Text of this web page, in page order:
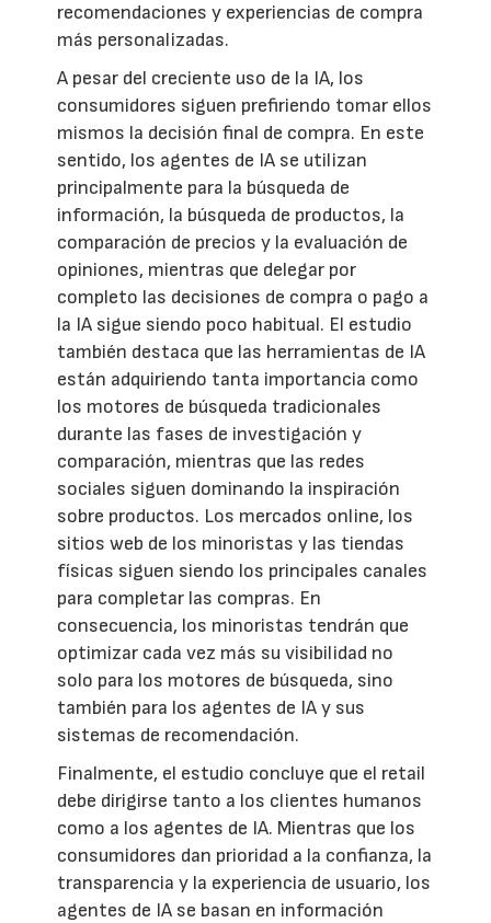
recomendaciones y experiencias de compra
más personalizadas.
A pesar del creciente uso de la IA, los
consumidores siguen prefiriendo tomar ellos
mismos la decisión final de compra. En este
sentido, los agentes de IA se utilizan
principalmente para la búsqueda de
información, la búsqueda de productos, la
comparación de precios y la evaluación de
opiniones, mientras que delegar por
completo las decisiones de compra o pago a
la IA sigue siendo poco habitual. El estudio
también destaca que las herramientas de IA
están adquiriendo tanta importancia como
los motores de búsqueda tradicionales
durante las fases de investigación y
comparación, mientras que las redes
sociales siguen dominando la inspiración
sobre productos. Los mercados online, los
sitios web de los minoristas y las tiendas
físicas siguen siendo los principales canales
para completar las compras. En
consecuencia, los minoristas tendrán que
optimizar cada vez más su visibilidad no
solo para los motores de búsqueda, sino
también para los agentes de IA y sus
sistemas de recomendación.
Finalmente, el estudio concluye que el retail
debe dirigirse tanto a los clientes humanos
como a los agentes de IA. Mientras que los
consumidores dan prioridad a la confianza, la
transparencia y la experiencia de usuario, los
agentes de IA se basan en información